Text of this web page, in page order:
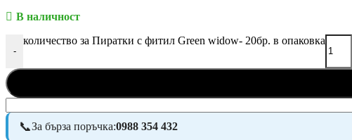
В наличност
-
количество за Пиратки с фитил Green widow- 20бр. в опаковка
За бърза поръчка:0988 354 432